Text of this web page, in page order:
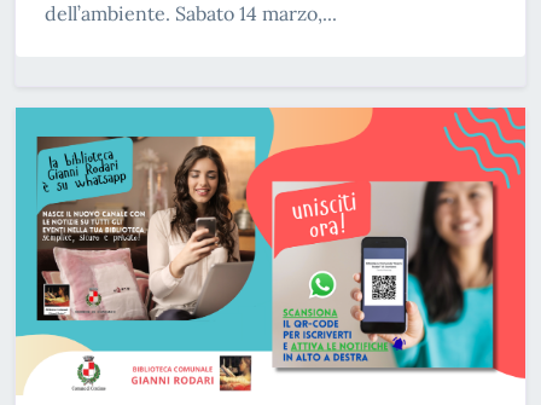
dell’ambiente. Sabato 14 marzo,...